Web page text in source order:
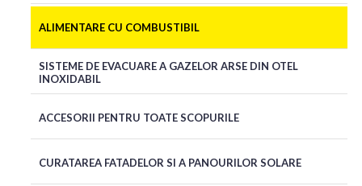
ALIMENTARE CU COMBUSTIBIL
SISTEME DE EVACUARE A GAZELOR ARSE DIN OTEL
INOXIDABIL
ACCESORII PENTRU TOATE SCOPURILE
CURATAREA FATADELOR SI A PANOURILOR SOLARE